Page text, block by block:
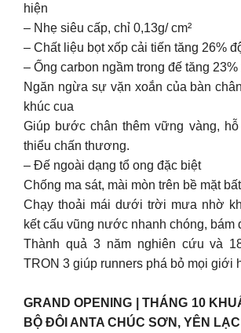
hiện
– Nhẹ siêu cấp, chỉ 0,13g/ cm²
– Chất liệu bọt xốp cải tiến tăng 26%
– Ống carbon ngầm trong đế tăng
Ngăn ngừa sự vặn xoắn của bàn
khúc cua
Giúp bước chân thêm vững vàng,
thiểu chấn thương.
– Đế ngoài dạng tổ ong đặc biệt
Chống ma sát, mài mòn trên bề mặt
Chạy thoải mái dưới trời mưa nhờ
kết cấu vũng nước nhanh chóng, bám
Thành quả 3 năm nghiên cứu và
TRON 3 giúp runners phá bỏ mọi giới
GRAND OPENING | THÁNG 10
BỘ ĐÔI ANTA CHÚC SƠN, YÊN LẠC